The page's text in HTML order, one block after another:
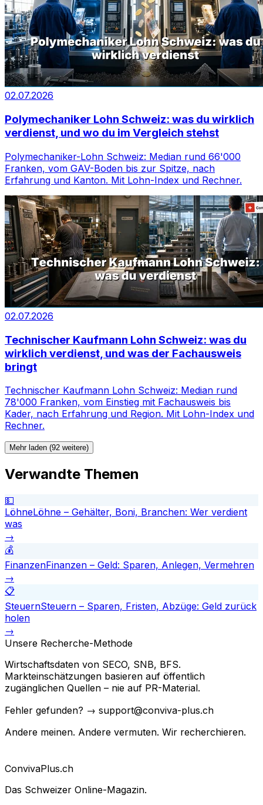
02.07.2026
Polymechaniker Lohn Schweiz: was du wirklich
verdienst, und wo du im Vergleich stehst
Polymechaniker-Lohn Schweiz: Median rund 66'000
Franken, vom GAV-Boden bis zur Spitze, nach
Erfahrung und Kanton. Mit Lohn-Index und Rechner.
02.07.2026
Technischer Kaufmann Lohn Schweiz: was du
wirklich verdienst, und was der Fachausweis
bringt
Technischer Kaufmann Lohn Schweiz: Median rund
78'000 Franken, vom Einstieg mit Fachausweis bis
Kader, nach Erfahrung und Region. Mit Lohn-Index und
Rechner.
Mehr laden (92 weitere)
Verwandte Themen
💵
LöhneLöhne – Gehälter, Boni, Branchen: Wer verdient
was
→
💰
FinanzenFinanzen – Geld: Sparen, Anlegen, Vermehren
→
📋
SteuernSteuern – Sparen, Fristen, Abzüge: Geld zurück
holen
→
Unsere Recherche-Methode
Wirtschaftsdaten von SECO, SNB, BFS.
Markteinschätzungen basieren auf öffentlich
zugänglichen Quellen – nie auf PR-Material.
Fehler gefunden? → support@conviva-plus.ch
Andere meinen. Andere vermuten. Wir recherchieren.
ConvivaPlus.ch
Das Schweizer Online-Magazin.